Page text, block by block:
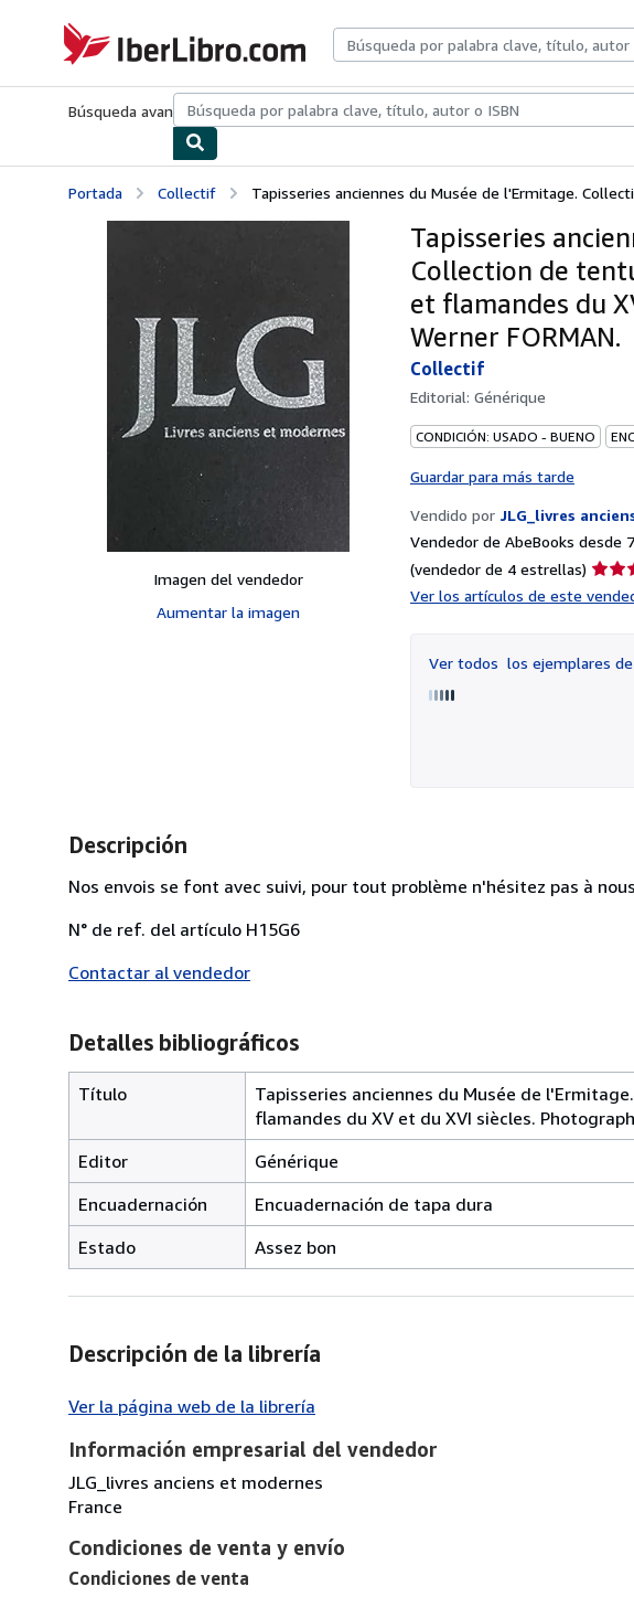
IberLibro.com
Búsqueda avanzadaColecciones Libros antiguosArte y coleccionismo
Portada Collectif Tapisseries anciennes du Musée de l'Ermitage.
Imagen del vendedor
Aumentar la imagen
Tapisseries
Collection de
et flamandes du
Werner FORMAN.
Collectif
Editorial: Générique
CONDICIÓN: USADO - BUENO
Guardar para más tarde
Vendido por JLG_livres
Vendedor de AbeBooks desde
(vendedor de 4 estrellas)
Ver los artículos de este
Ver todos los ejemplares
Descripción
Nos envois se font avec suivi, pour tout problème n'hésitez pas à
N° de ref. del artículo H15G6
Contactar al vendedor
Detalles bibliográficos
Título
Tapisseries anciennes du Musée de
flamandes du XV et du XVI siècles.
Editor
Générique
Encuadernación
Encuadernación de tapa dura
Estado
Assez bon
Descripción de la librería
Ver la página web de la librería
Información empresarial del vendedor
JLG_livres anciens et modernes
France
Condiciones de venta y envío
Condiciones de venta